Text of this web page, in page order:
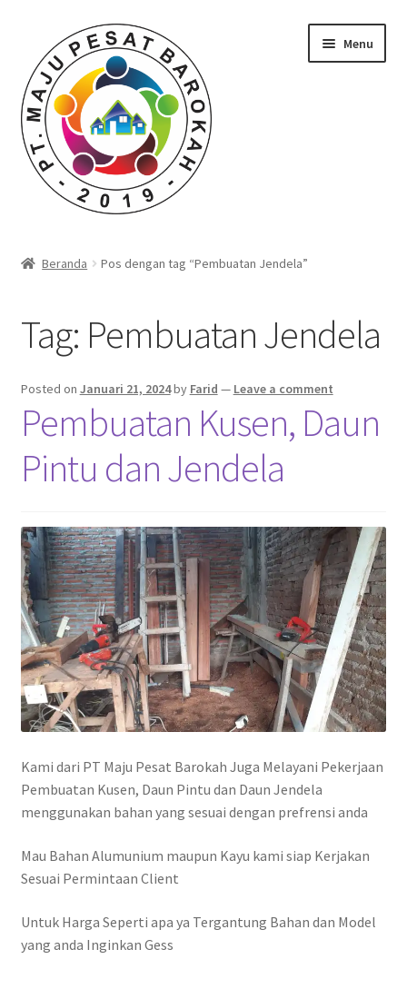
navigation
content
Menu
Farid Tech Tips
Katalog Harga Barang
Pekerjaan Olahan Besi (Pengelasan)
Pembuatan Gazebo
Penginapan | Kost | Guest House Wisma Barokah
Produk Layanan Kami
Reparasi Rumah
Beranda Pos dengan tag “Pembuatan Jendela”
Tag: Pembuatan Jendela
Posted on Januari 21, 2024by Farid — Leave a comment
Pembuatan Kusen, Daun
Pintu dan Jendela
Kami dari PT Maju Pesat Barokah Juga Melayani Pekerjaan
Pembuatan Kusen, Daun Pintu dan Daun Jendela
menggunakan bahan yang sesuai dengan prefrensi anda
Mau Bahan Alumunium maupun Kayu kami siap Kerjakan
Sesuai Permintaan Client
Untuk Harga Seperti apa ya Tergantung Bahan dan Model
yang anda Inginkan Gess